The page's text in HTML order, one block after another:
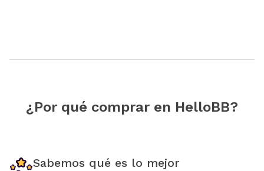
¿Por qué comprar en HelloBB?
Sabemos qué es lo mejor